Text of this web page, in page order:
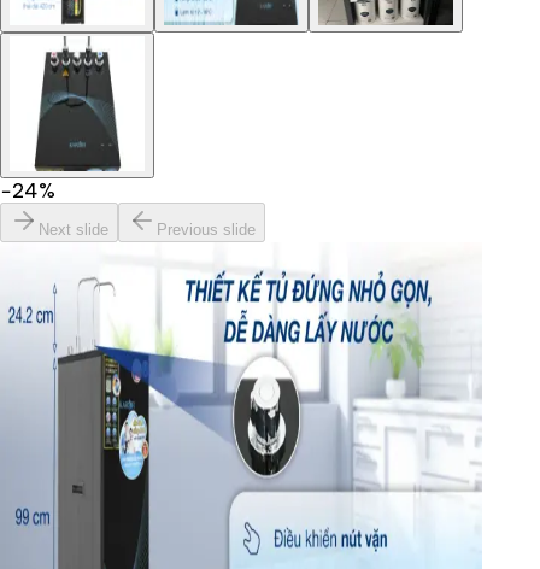
−24%
Next slide Previous slide